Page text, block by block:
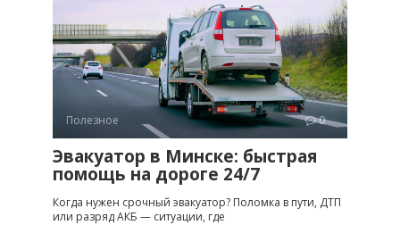
Полезное 0
Эвакуатор в Минске: быстрая
помощь на дороге 24/7
Когда нужен срочный эвакуатор? Поломка в пути, ДТП
или разряд АКБ — ситуации, где